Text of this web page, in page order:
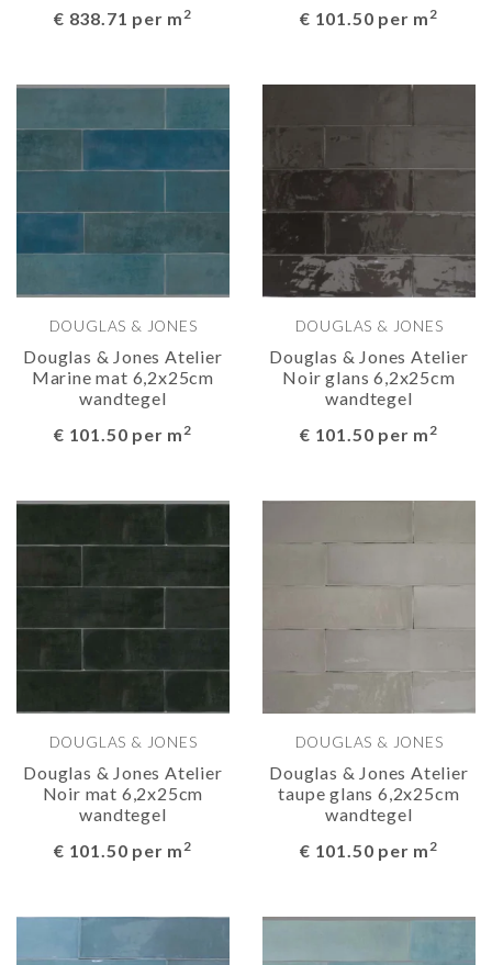
€ 838.71 per m2 € 101.50 per m2
DOUGLAS & JONES
Douglas & Jones Atelier
Marine mat 6,2x25cm
wandtegel
€ 101.50 per m2
DOUGLAS & JONES
Douglas & Jones Atelier
Noir glans 6,2x25cm
wandtegel
€ 101.50 per m2
DOUGLAS & JONES
Douglas & Jones Atelier
Noir mat 6,2x25cm
wandtegel
€ 101.50 per m2
DOUGLAS & JONES
Douglas & Jones Atelier
taupe glans 6,2x25cm
wandtegel
€ 101.50 per m2